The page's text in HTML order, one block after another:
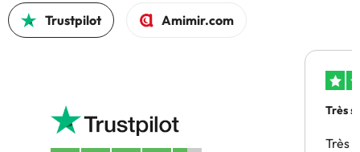
Trustpilot Amimir.com
Très
Très